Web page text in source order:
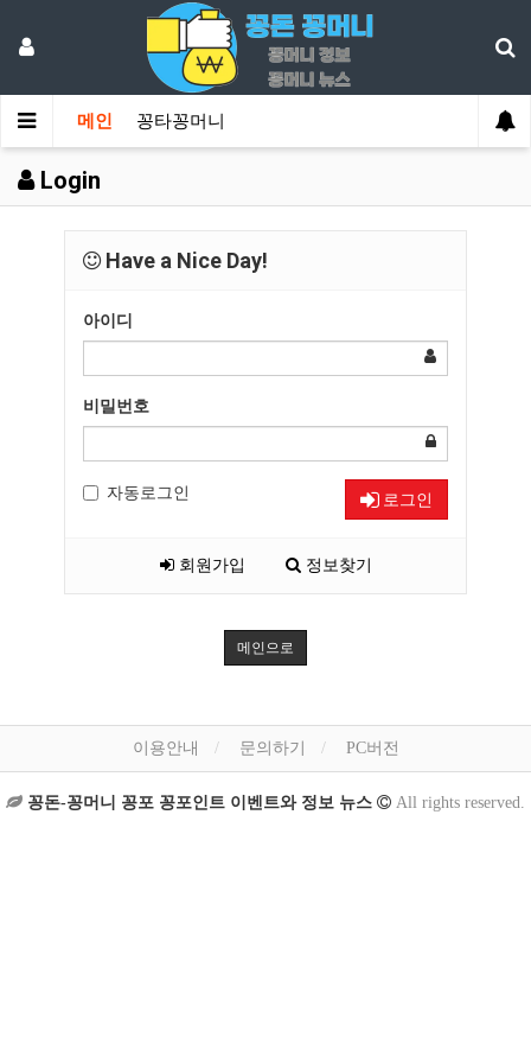
메인 꽁타꽁머니
Login
Have a Nice Day!
아이디
비밀번호
자동로그인 로그인
회원가입 정보찾기
메인으로
이용안내 문의하기 PC버전
꽁돈-꽁머니 꽁포 꽁포인트 이벤트와 정보 뉴스 All rights reserved.